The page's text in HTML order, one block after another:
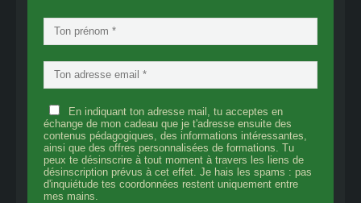
En indiquant ton adresse mail, tu acceptes en
échange de mon cadeau que je t'adresse ensuite des
contenus pédagogiques, des informations intéressantes,
ainsi que des offres personnalisées de formations. Tu
peux te désinscrire à tout moment à travers les liens de
désinscription prévus à cet effet. Je hais les spams : pas
d'inquiétude tes coordonnées restent uniquement entre
mes mains.